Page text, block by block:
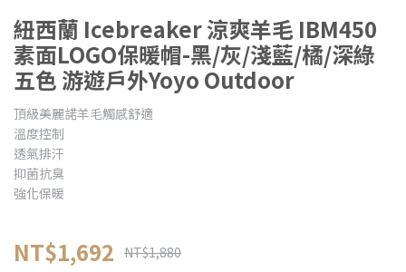
紐西蘭 Icebreaker 涼爽羊毛 IBM450
素面LOGO保暖帽-黑/灰/淺藍/橘/深綠
五色 游遊戶外Yoyo Outdoor
頂級美麗諾羊毛觸感舒適
溫度控制
透氣排汗
抑菌抗臭
強化保暖
NT$1,692 NT$1,880